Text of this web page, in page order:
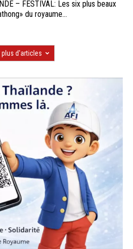
– FESTIVAL: Les six plus beaux
du royaume...
plus d'articles